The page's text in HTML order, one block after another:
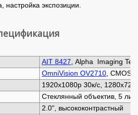
экспозиции.
AIT 8427 , Alpha Imaging
OmniVision OV2710 , CMOS
1920x1080p 30к/с,
Стеклянный объектив, 5
2.0", высококонтрастный